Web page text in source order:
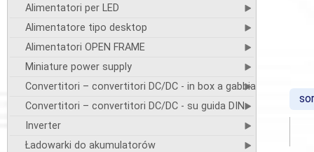
Alimentatori per LED
Alimentatore tipo desktop
Alimentatori OPEN FRAME
Miniature power supply
Convertitori – convertitori DC/DC - in box a gabbia
Convertitori – convertitori DC/DC - su guida DIN
Inverter
Ładowarki do akumulatorów